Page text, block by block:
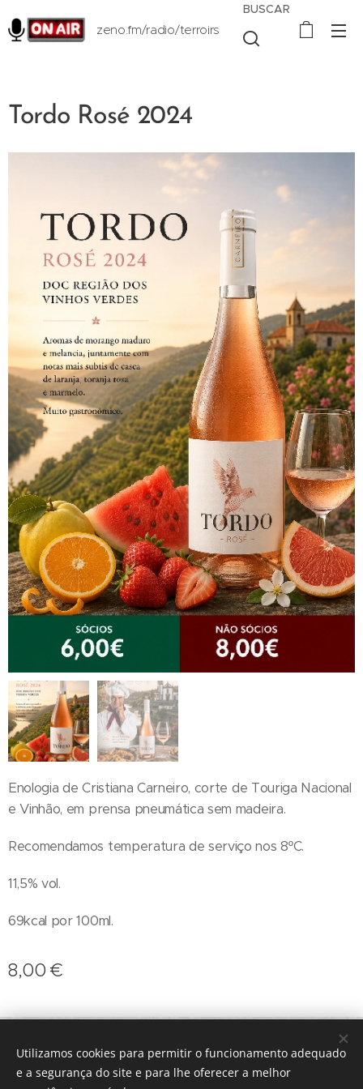
zeno.fm/radio/terroirs
BUSCAR
Tordo Rosé 2024
Enologia de Cristiana Carneiro, corte de Touriga Nacional
e Vinhão, em prensa pneumática sem madeira.
Recomendamos temperatura de serviço nos 8ºC.
11,5% vol.
69kcal por 100ml.
8,00 €
Desenvolvido por Webnode Cookies
Utilizamos cookies para permitir o funcionamento adequado
e a segurança do site e para lhe oferecer a melhor